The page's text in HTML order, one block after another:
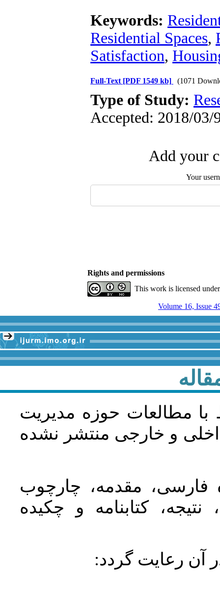
Keywords:
Residential Spaces,
Satisfaction,
Full-Text [PDF 1549 kb] (1071
Type of Study:
Accepted: 2018/03/
Add your
Your
Rights and permissions
This work is licensed
Volume 16, Issue
با مطالعات حوزه مديريت
و خارجی منتشر نشده
فارسی، مقدمه، چارچوب
کتابنامه و چکیده
آن رعايت گردد: